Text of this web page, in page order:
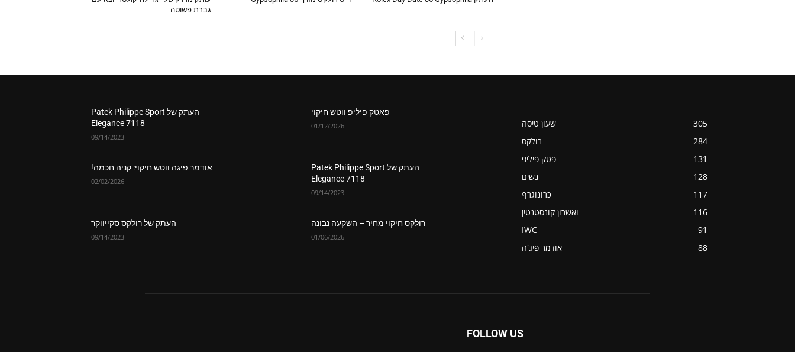
גברת פשוטה
העתק של Patek Philippe Sport
Elegance 7118
09/14/2023
אודמר פיגה ווטש חיקוי: קניה חכמה!
02/02/2026
העתק של רולקס סקייווקר
09/14/2023
פאטק פיליפ ווטש חיקוי
01/12/2026
העתק של Patek Philippe Sport
Elegance 7118
09/14/2023
רולקס חיקוי מחיר – השקעה נבונה
01/06/2026
שעון טיסה
305
רולקס
284
פטק פיליפ
131
נשים
128
כרונוגרף
117
ואשרון קונסטנטין
116
IWC
91
אודמר פיג'ה
88
FOLLOW US